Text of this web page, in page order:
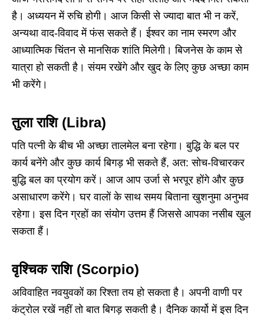
है। अध्ययन में रुचि होगी। आज किसी से ज्यादा बात भी न करें,
अन्यथा वाद-विवाद में फंस सकते हैं। ईश्वर का नाम स्मरण और
आध्यात्मिक चिंतन से मानसिक शांति मिलेगी। बिजनेस के काम से
यात्रा हो सकती है। संयम रखेंगे और खुद के लिए कुछ अच्छा काम
भी करेंगे।
तुला राशि (Libra)
पति पत्नी के बीच भी अच्छा तालमेल बना रहेगा। बुद्धि के बल पर
कार्य बनेंगे और कुछ कार्य बिगड़ भी सकते हैं, अत: सोच-विचारकर
बुद्धि बल का प्रयोग करें। आज आप उर्जा से भरपूर होंगे और कुछ
असाधारण करेंगे। घर वालों के साथ समय बिताना खुशनुमा अनुभव
रहेगा। इस दिन ग्रहों का संयोग उत्तम हैं जिससे आपका नसीब खुल
सकता हैं।
वृश्चिक राशि (Scorpio)
अविवाहित नवयुवकों का रिश्ता तय हो सकता है। अपनी वाणी पर
कंट्रोल रखें नहीं तो बात बिगड़ सकती है। दैनिक कार्यो में इस दिन